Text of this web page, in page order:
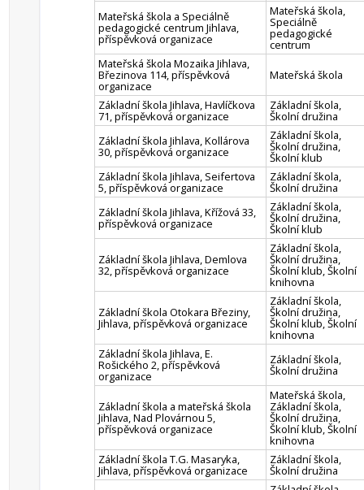
Mateřská škola a Speciálně
pedagogické centrum Jihlava,
příspěvková organizace
Mateřská škola,
Speciálně
pedagogické
centrum
Mateřská škola Mozaika Jihlava,
Březinova 114, příspěvková
organizace
Mateřská škola
Základní škola Jihlava, Havlíčkova
71, příspěvková organizace
Základní škola,
Školní družina
Základní škola Jihlava, Kollárova
30, příspěvková organizace
Základní škola,
Školní družina,
Školní klub
Základní škola Jihlava, Seifertova
5, příspěvková organizace
Základní škola,
Školní družina
Základní škola Jihlava, Křížová 33,
příspěvková organizace
Základní škola,
Školní družina,
Školní klub
Základní škola Jihlava, Demlova
32, příspěvková organizace
Základní škola,
Školní družina,
Školní klub, Školní
knihovna
Základní škola Otokara Březiny,
Jihlava, příspěvková organizace
Základní škola,
Školní družina,
Školní klub, Školní
knihovna
Základní škola Jihlava, E.
Rošického 2, příspěvková
organizace
Základní škola,
Školní družina
Základní škola a mateřská škola
Jihlava, Nad Plovárnou 5,
příspěvková organizace
Mateřská škola,
Základní škola,
Školní družina,
Školní klub, Školní
knihovna
Základní škola T.G. Masaryka,
Jihlava, příspěvková organizace
Základní škola,
Školní družina